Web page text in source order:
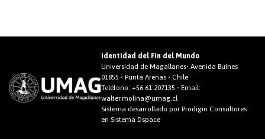
Identidad del Fin del Mundo
Universidad de Magallanes• Avenida Bulnes
01855 • Punta Arenas • Chile
Teléfono:+56 61 207135 • Email:
walter.molina@umag.cl
Sistema desarrollado por Prodigio Consultores
en Sistema Dspace